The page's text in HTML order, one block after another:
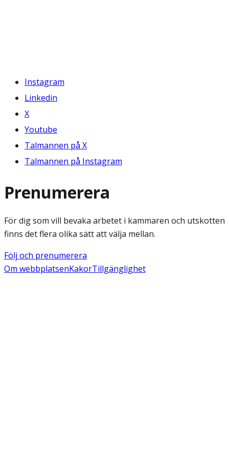
Instagram
Linkedin
X
Youtube
Talmannen på X
Talmannen på Instagram
Prenumerera
För dig som vill bevaka arbetet i kammaren och utskotten
finns det flera olika sätt att välja mellan.
Följ och prenumerera
Om webbplatsenKakorTillgänglighet